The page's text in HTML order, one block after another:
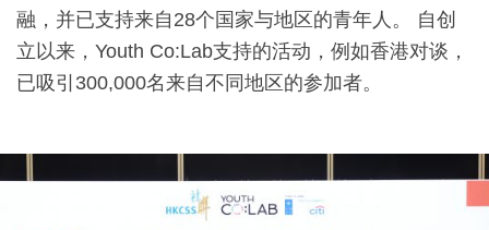
融，并已支持来自28个国家与地区的青年人。 自创
立以来，Youth Co:Lab支持的活动，例如香港对谈，
已吸引300,000名来自不同地区的参加者。